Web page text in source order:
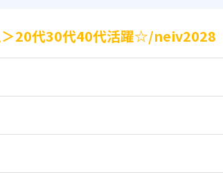
＞20代30代40代活躍☆/neiv2028